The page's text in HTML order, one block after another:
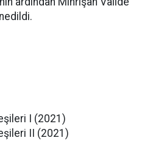
I (2021)
II (2021)